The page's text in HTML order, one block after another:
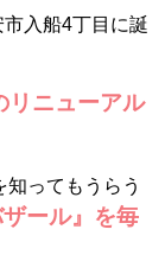
入船4丁目に誕
リニューアル
ってもうらう
ザール』を毎